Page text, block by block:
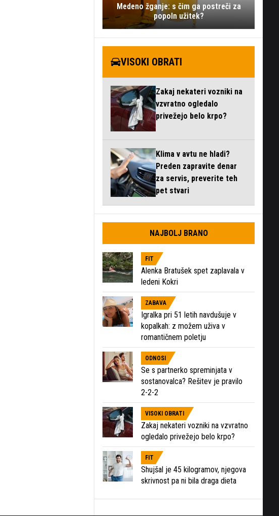
Medeno žganje: s čim ga postreči za
popoln užitek?
VISOKI OBRATI
Zakaj nekateri vozniki na
vzvratno ogledalo
privežejo belo krpo?
Klima v avtu ne hladi?
Preden zapravite denar
za servis, preverite teh
pet stvari
NAJBOLJ BRANO
FIT
Alenka Bratušek spet zaplavala v
ledeni Kokri
ZABAVA
Igralka pri 51 letih navdušuje v
kopalkah: z možem uživa v
romantičnem poletju
ODNOSI
Se s partnerko spreminjata v
sostanovalca? Rešitev je pravilo
2-2-2
VISOKI OBRATI
Zakaj nekateri vozniki na vzvratno
ogledalo privežejo belo krpo?
FIT
Shujšal je 45 kilogramov, njegova
skrivnost pa ni bila draga dieta